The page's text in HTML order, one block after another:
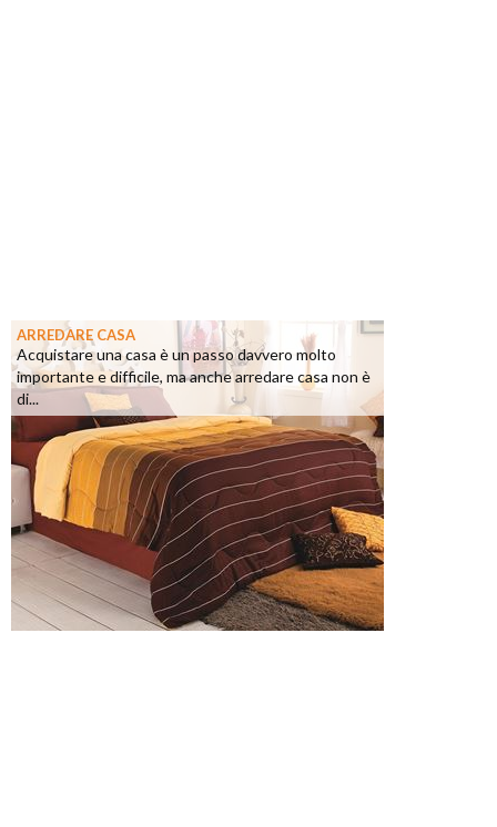
ARREDARE CASA
Acquistare una casa è un passo davvero molto
importante e difficile, ma anche arredare casa non è
di...